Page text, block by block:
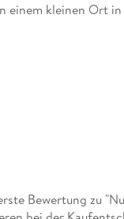
einem kleinen Ort
Bewertung zu